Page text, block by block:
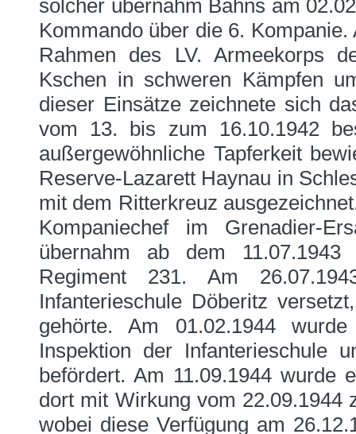
solcher übernahm Bahns am
Kommando über die 6.
Rahmen des LV. Armeekorps
Kschen in schweren Kämpfen
dieser Einsätze zeichnete sich
vom 13. bis zum 16.10.1942
außergewöhnliche Tapferkeit
Reserve-Lazarett Haynau in
mit dem Ritterkreuz
Kompaniechef im Grenadier-
übernahm ab dem 11.07.1943
Regiment 231. Am
Infanterieschule Döberitz
gehörte. Am 01.02.1944
Inspektion der Infanterieschule
befördert. Am 11.09.1944 wurde
dort mit Wirkung vom 22.09.1944
wobei diese Verfügung am